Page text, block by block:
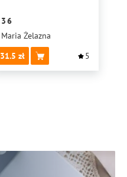
36
Maria Żelazna
31.5
5